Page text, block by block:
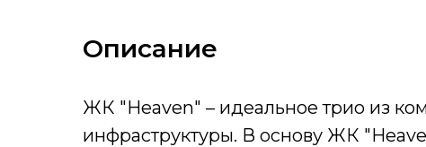
Описание
ЖК "Heaven" – идеальное трио из
инфраструктуры. В основу ЖК